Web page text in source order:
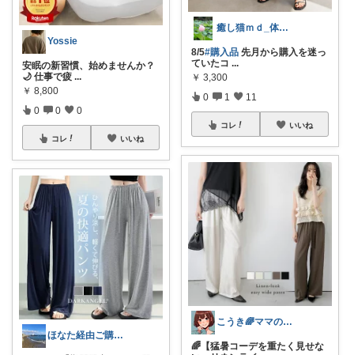
Yossie
安眠の新習慣、始めませんか？
🌙 仕事で疲 ...
￥ 8,800
0 0 0
コレ いいね
ほなた経由ご購入ありがとうございます☺
癒し猫ｍｄ_体調不良につきゆっくりです；
8/5#購入品 先月から購入を迷っ
ていたコ ...
￥ 3,300
0 1 11
コレ いいね
こうき🌈ママの着痩せ服&快適な暮らし
🌈【猛暑コーデを重たく見せな